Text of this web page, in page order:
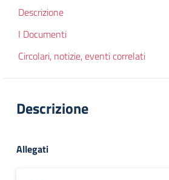
Descrizione
I Documenti
Circolari, notizie, eventi correlati
Descrizione
Allegati